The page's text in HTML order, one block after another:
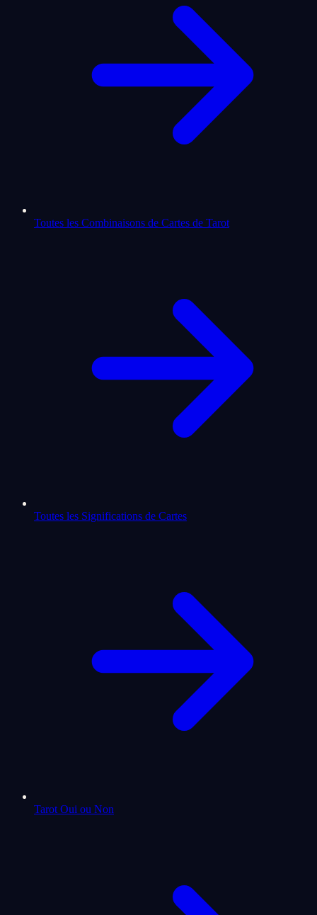
Toutes les Combinaisons de Cartes de Tarot
Toutes les Significations de Cartes
Tarot Oui ou Non